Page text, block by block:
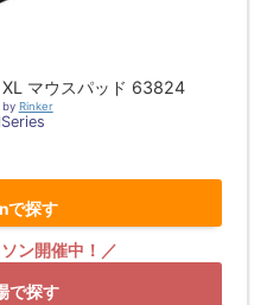
マウスパッド 63824
by Rinker
で探す
で探す